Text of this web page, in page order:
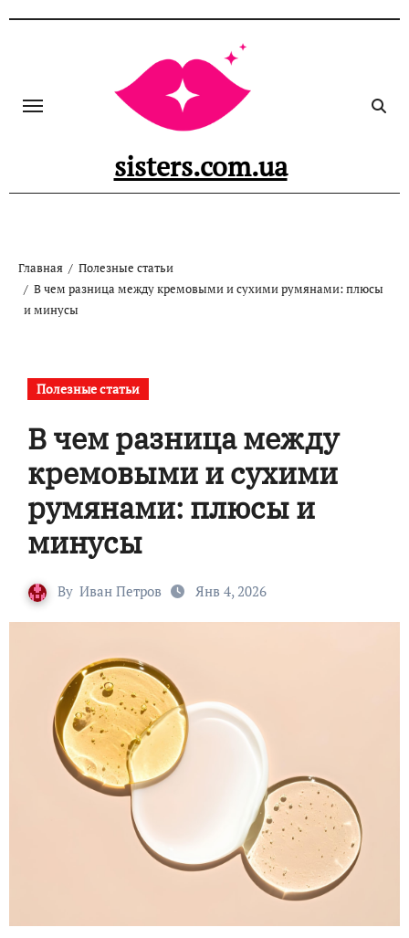
sisters.com.ua
Главная
Полезные статьи
В чем разница между кремовыми и сухими румянами: плюсы
и минусы
Полезные статьи
В чем разница между
кремовыми и сухими
румянами: плюсы и
минусы
By Иван Петров Янв 4, 2026